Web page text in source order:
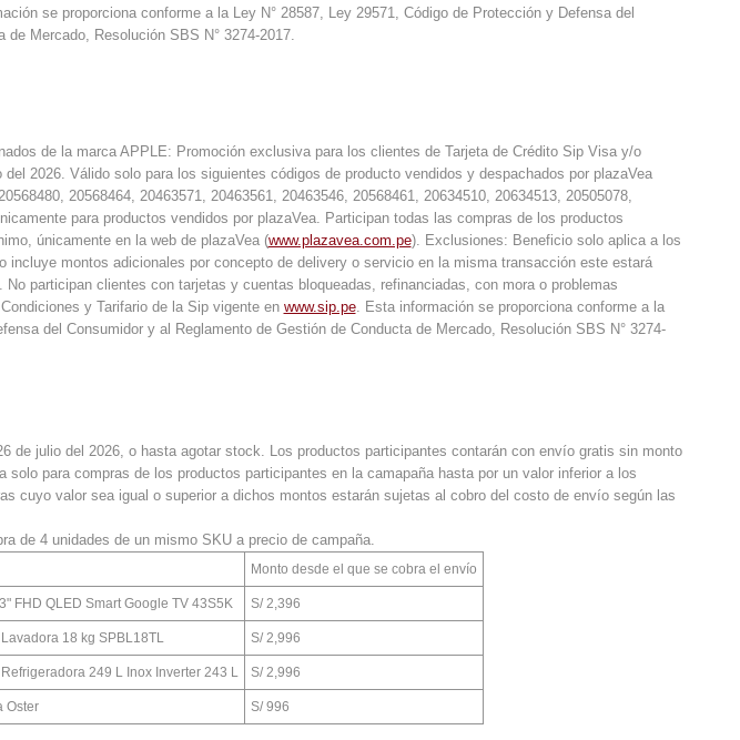
se proporciona conforme a la Ley N° 28587, Ley 29571, Código de Protección y Defensa del
Mercado, Resolución SBS N° 3274-2017.
de la marca APPLE: Promoción exclusiva para los clientes de Tarjeta de Crédito Sip Visa y/o
2026. Válido solo para los siguientes códigos de producto vendidos y despachados por plazaVea
20568464, 20463571, 20463561, 20463546, 20568461, 20634510, 20634513, 20505078,
para productos vendidos por plazaVea. Participan todas las compras de los productos
únicamente en la web de plazaVea (www.plazavea.com.pe). Exclusiones: Beneficio solo aplica a los
incluye montos adicionales por concepto de delivery o servicio en la misma transacción este estará
participan clientes con tarjetas y cuentas bloqueadas, refinanciadas, con mora o problemas
y Tarifario de la Sip vigente en www.sip.pe. Esta información se proporciona conforme a la
del Consumidor y al Reglamento de Gestión de Conducta de Mercado, Resolución SBS N° 3274-
de julio del 2026, o hasta agotar stock. Los productos participantes contarán con envío gratis sin monto
para compras de los productos participantes en la camapaña hasta por un valor inferior a los
cuyo valor sea igual o superior a dichos montos estarán sujetas al cobro del costo de envío según las
de 4 unidades de un mismo SKU a precio de campaña.
Monto desde el que se cobra el envío
FHD QLED Smart Google TV 43S5K S/ 2,396
18 kg SPBL18TL S/ 2,996
249 L Inox Inverter 243 L S/ 2,996
Oster S/ 996